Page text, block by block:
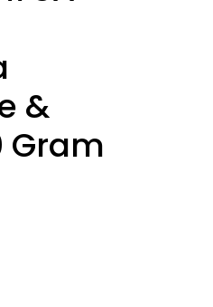
&
Gram